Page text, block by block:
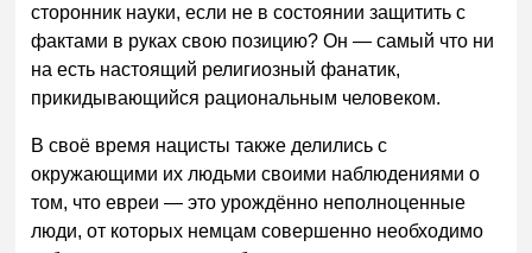
сторонник науки, если не в состоянии защитить с
фактами в руках свою позицию? Он — самый что ни
на есть настоящий религиозный фанатик,
прикидывающийся рациональным человеком.
В своё время нацисты также делились с
окружающими их людьми своими наблюдениями о
том, что евреи — это урождённо неполноценные
люди, от которых немцам совершенно необходимо